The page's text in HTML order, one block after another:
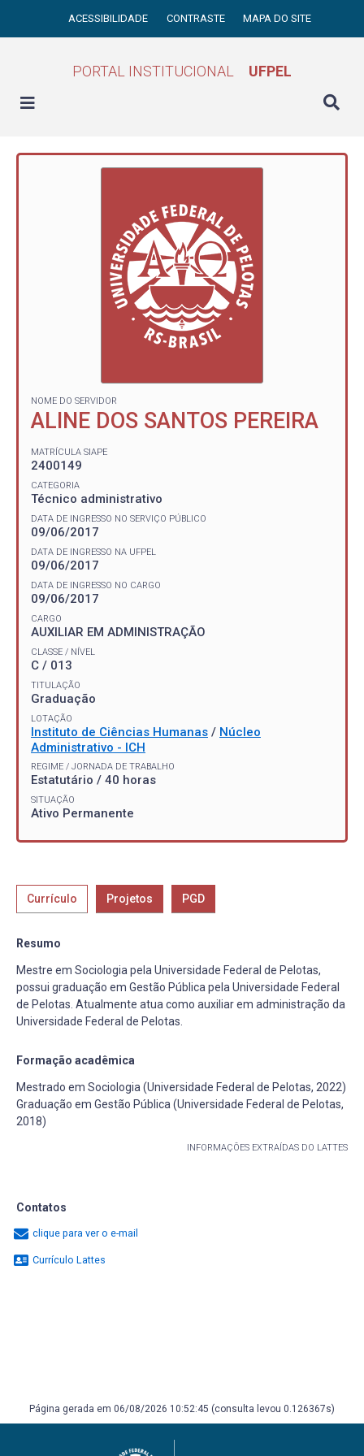
ACESSIBILIDADE CONTRASTE MAPA DO SITE
PORTAL INSTITUCIONAL UFPEL
NOME DO SERVIDOR
ALINE DOS SANTOS PEREIRA
MATRÍCULA SIAPE
2400149
CATEGORIA
Técnico administrativo
DATA DE INGRESSO NO SERVIÇO PÚBLICO
09/06/2017
DATA DE INGRESSO NA UFPEL
09/06/2017
DATA DE INGRESSO NO CARGO
09/06/2017
CARGO
AUXILIAR EM ADMINISTRAÇÃO
CLASSE / NÍVEL
C / 013
TITULAÇÃO
Graduação
LOTAÇÃO
Instituto de Ciências Humanas / Núcleo
Administrativo - ICH
REGIME / JORNADA DE TRABALHO
Estatutário / 40 horas
SITUAÇÃO
Ativo Permanente
Currículo Projetos PGD
Resumo
Mestre em Sociologia pela Universidade Federal de Pelotas,
possui graduação em Gestão Pública pela Universidade Federal
de Pelotas. Atualmente atua como auxiliar em administração da
Universidade Federal de Pelotas.
Formação acadêmica
Mestrado em Sociologia (Universidade Federal de Pelotas, 2022)
Graduação em Gestão Pública (Universidade Federal de Pelotas,
2018)
INFORMAÇÕES EXTRAÍDAS DO LATTES
Contatos
clique para ver o e-mail
Currículo Lattes
Página gerada em 06/08/2026 10:52:45 (consulta levou 0.126367s)